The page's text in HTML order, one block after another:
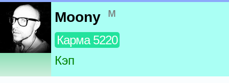
Moony м
Карма 5220
Кэп